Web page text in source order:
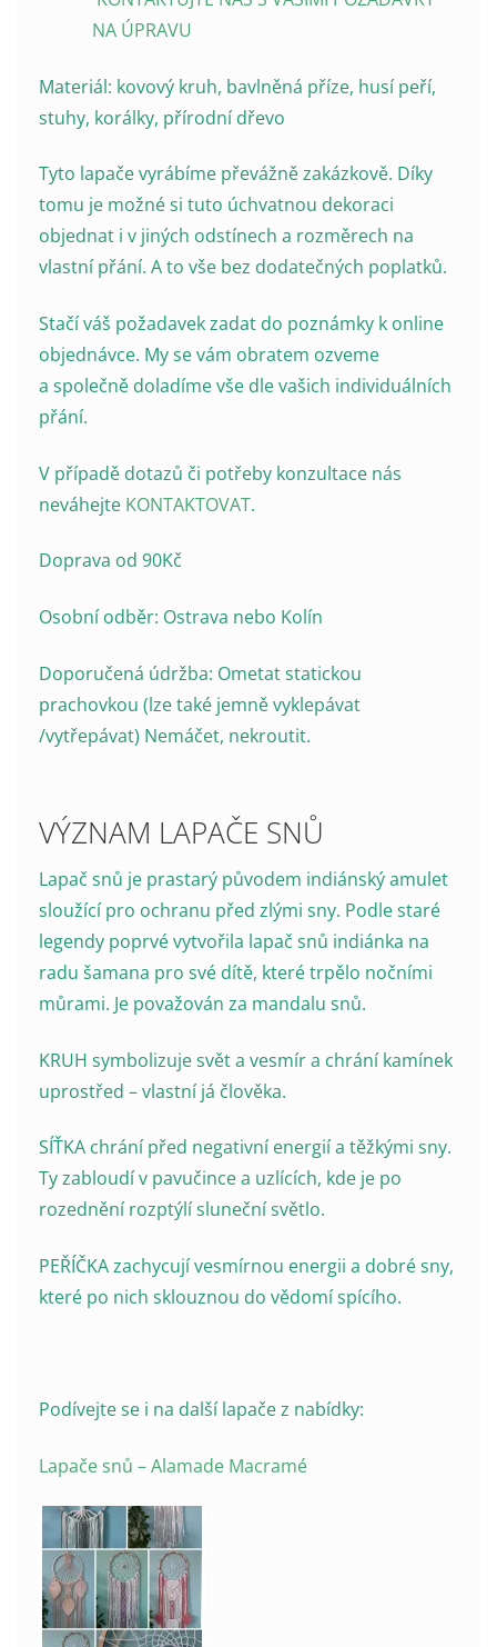
NA ÚPRAVU
Materiál: kovový kruh, bavlněná příze, husí peří,
stuhy, korálky, přírodní dřevo
Tyto lapače vyrábíme převážně zakázkově. Díky
tomu je možné si tuto úchvatnou dekoraci
objednat i v jiných odstínech a rozměrech na
vlastní přání. A to vše bez dodatečných poplatků.
Stačí váš požadavek zadat do poznámky k online
objednávce. My se vám obratem ozveme
a společně doladíme vše dle vašich individuálních
přání.
V případě dotazů či potřeby konzultace nás
neváhejte KONTAKTOVAT.
Doprava od 90Kč
Osobní odběr: Ostrava nebo Kolín
Doporučená údržba: Ometat statickou
prachovkou (lze také jemně vyklepávat
/vytřepávat) Nemáčet, nekroutit.
VÝZNAM LAPAČE SNŮ
Lapač snů je prastarý původem indiánský amulet
sloužící pro ochranu před zlými sny. Podle staré
legendy poprvé vytvořila lapač snů indiánka na
radu šamana pro své dítě, které trpělo nočními
můrami. Je považován za mandalu snů.
KRUH symbolizuje svět a vesmír a chrání kamínek
uprostřed – vlastní já člověka.
SÍŤKA chrání před negativní energií a těžkými sny.
Ty zabloudí v pavučince a uzlících, kde je po
rozednění rozptýlí sluneční světlo.
PEŘÍČKA zachycují vesmírnou energii a dobré sny,
které po nich sklouznou do vědomí spícího.
Podívejte se i na další lapače z nabídky:
Lapače snů – Alamade Macramé